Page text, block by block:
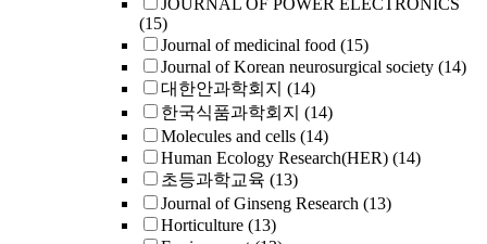
JOURNAL OF POWER ELECTRONICS
(15)
Journal of medicinal food (15)
Journal of Korean neurosurgical society (14)
대한안과학회지 (14)
한국식품과학회지 (14)
Molecules and cells (14)
Human Ecology Research(HER) (14)
초등과학교육 (13)
Journal of Ginseng Research (13)
Horticulture (13)